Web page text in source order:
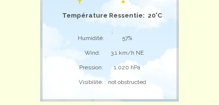
Température Ressentie: 20°C
;
Humidité:
57%
Wind: 3,1 km/h NE
Pression: 1.020 hPa
Visibilité: not obstructed